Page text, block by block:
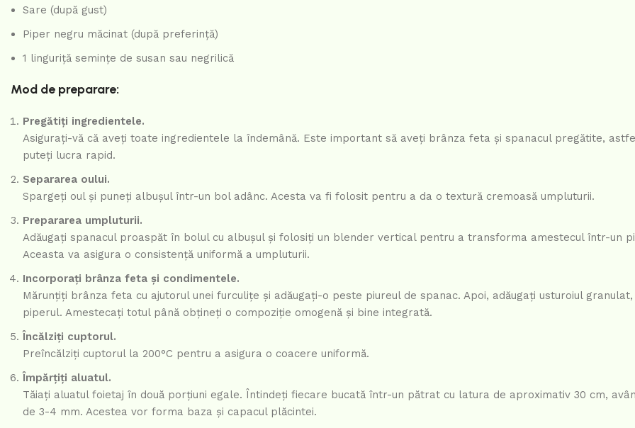
Sare (după gust)
Piper negru măcinat (după preferință)
1 linguriță semințe de susan sau negrilică
Mod de preparare:
Pregătiți ingredientele.
Asigurați-vă că aveți toate ingredientele la îndemână. Este important să aveți brânza feta și spanacul pregătite,
puteți lucra rapid.
Separarea oului.
Spargeți oul și puneți albușul într-un bol adânc. Acesta va fi folosit pentru a da o textură cremoasă umpluturii.
Prepararea umpluturii.
Adăugați spanacul proaspăt în bolul cu albușul și folosiți un blender vertical pentru a transforma amestecul într-un
Aceasta va asigura o consistență uniformă a umpluturii.
Incorporați brânza feta și condimentele.
Mărunțiți brânza feta cu ajutorul unei furculițe și adăugați-o peste piureul de spanac. Apoi, adăugați usturoiul
piperul. Amestecați totul până obțineți o compoziție omogenă și bine integrată.
Încălziți cuptorul.
Preîncălziți cuptorul la 200°C pentru a asigura o coacere uniformă.
Împărțiți aluatul.
Tăiați aluatul foietaj în două porțiuni egale. Întindeți fiecare bucată într-un pătrat cu latura de aproximativ 30 cm,
de 3-4 mm. Acestea vor forma baza și capacul plăcintei.